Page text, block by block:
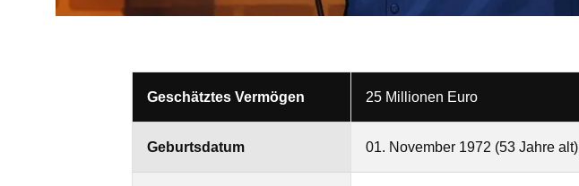
Geschätztes Vermögen 25 Millionen Euro
Geburtsdatum 01. November 1972 (53 Jahre alt)